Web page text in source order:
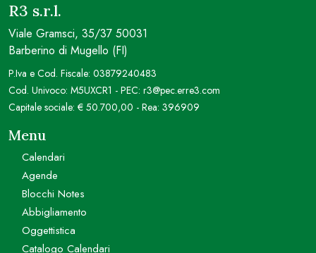
R3 s.r.l.
Viale Gramsci, 35/37 50031
Barberino di Mugello (FI)
P.Iva e Cod. Fiscale: 03879240483
Cod. Univoco: M5UXCR1 - PEC: r3@pec.erre3.com
Capitale sociale: € 50.700,00 - Rea: 396909
Menu
Calendari
Agende
Blocchi Notes
Abbigliamento
Oggettistica
Catalogo Calendari